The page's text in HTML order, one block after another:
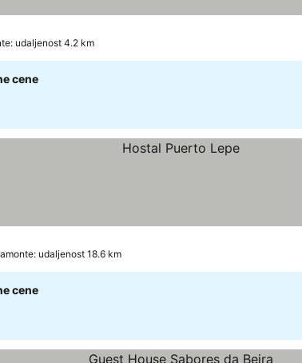
cene
udaljenost 4.2 km
cene
udaljenost 18.6 km
cene